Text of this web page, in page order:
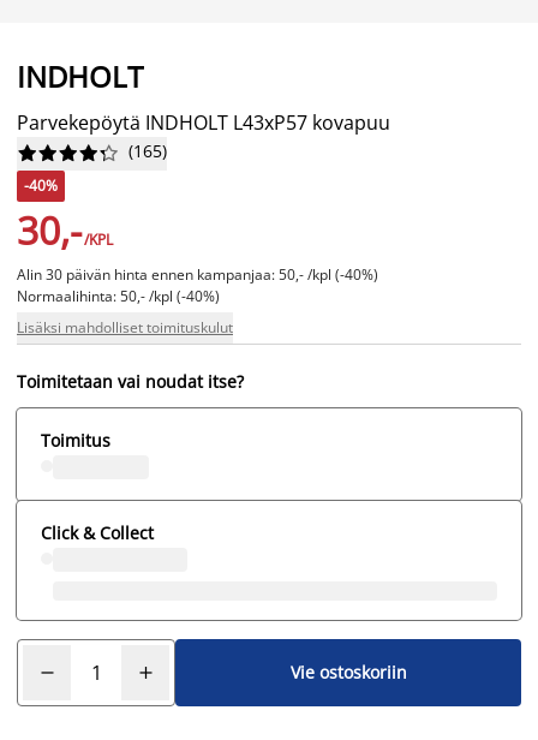
INDHOLT
Parvekepöytä INDHOLT L43xP57 kovapuu





 (165)
-40%
30,-/KPL
Alin 30 päivän hinta ennen kampanjaa: 50,- /kpl (-40%)
Normaalihinta: 50,- /kpl (-40%)
Lisäksi mahdolliset toimituskulut
Toimitetaan vai noudat itse?
Toimitus
Click & Collect
Vie ostoskoriin